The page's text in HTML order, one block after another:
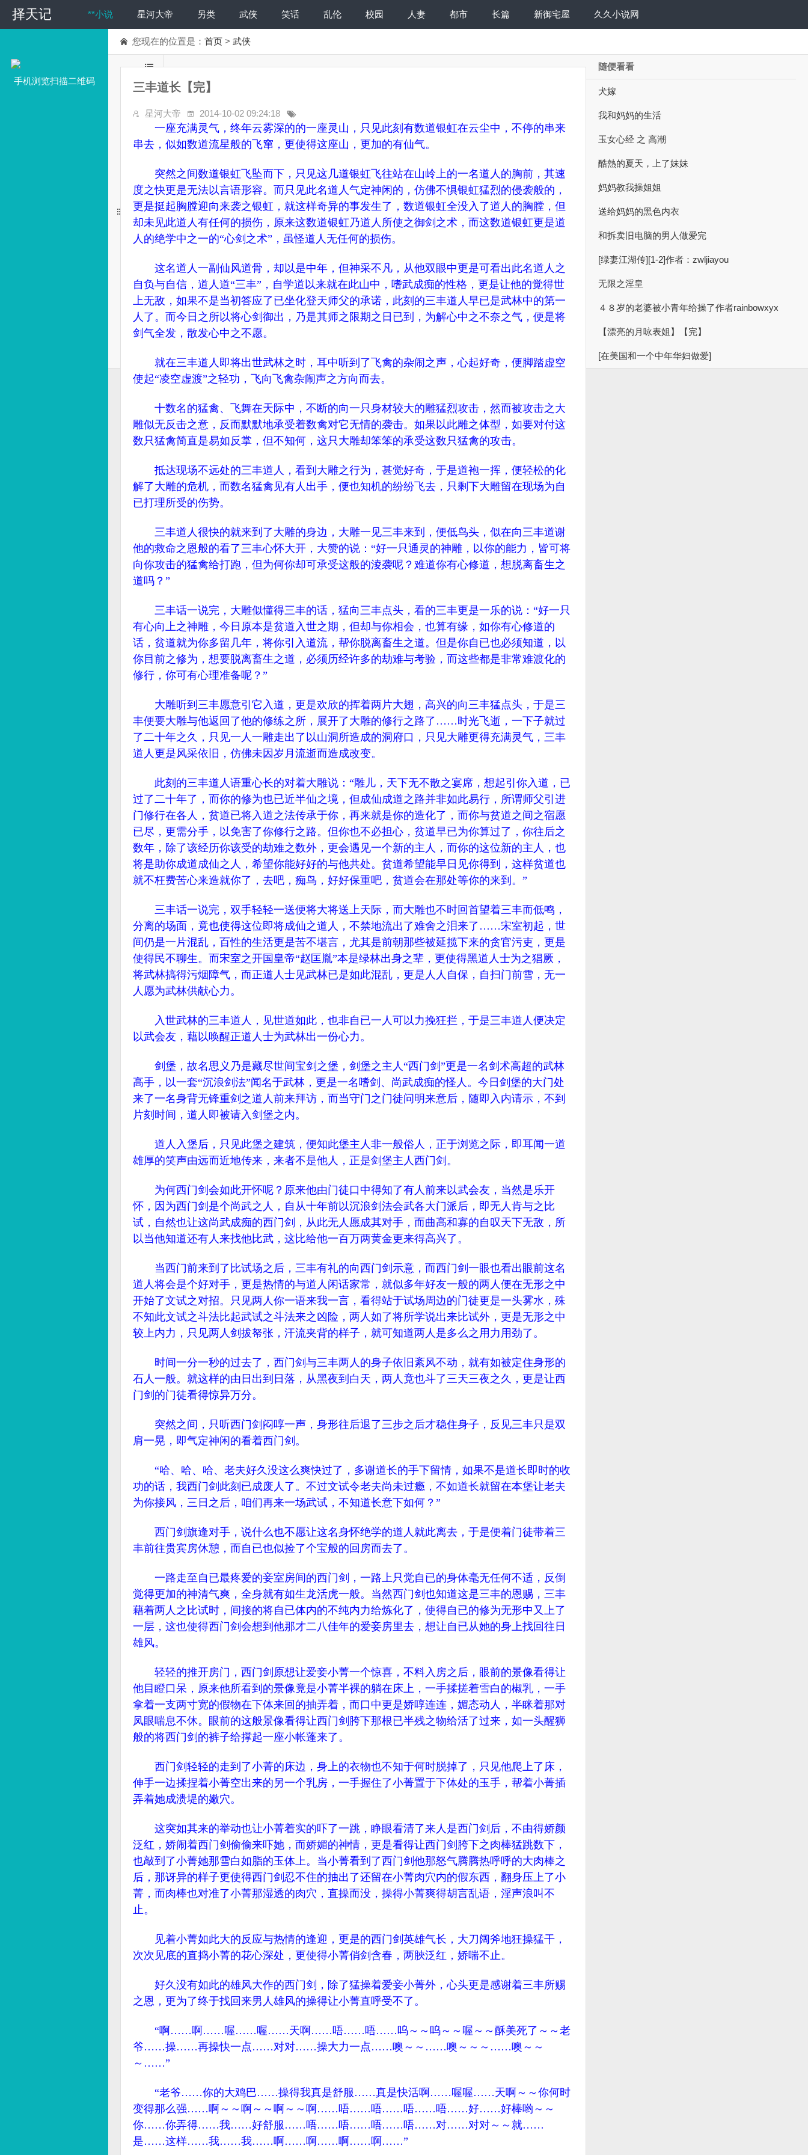
择天记 **小说 星河大帝 另类 武侠 笑话 乱伦 校园 人妻 都市 长篇 新御宅屋 久久小说网
手机浏览扫描二维码
您现在的位置是： 首页 > 武侠
三丰道长【完】
星河大帝 2014-10-02 09:24:18
一座充满灵气，终年云雾深的的一座灵山，只见此刻有数道银虹在云尘中，不停的串来
串去，似如数道流星般的飞窜，更使得这座山，更加的有仙气。
突然之间数道银虹飞坠而下，只见这几道银虹飞往站在山岭上的一名道人的胸前，其速
度之快更是无法以言语形容。而只见此名道人气定神闲的，仿佛不惧银虹猛烈的侵袭般的，
更是挺起胸膛迎向来袭之银虹，就这样奇异的事发生了，数道银虹全没入了道人的胸膛，但
却未见此道人有任何的损伤，原来这数道银虹乃道人所使之御剑之术，而这数道银虹更是道
人的绝学中之一的“心剑之术”，虽怪道人无任何的损伤。
这名道人一副仙风道骨，却以是中年，但神采不凡，从他双眼中更是可看出此名道人之
自负与自信，道人道“三丰”，自学道以来就在此山中，嗜武成痴的性格，更是让他的觉得世
上无敌，如果不是当初答应了已坐化登天师父的承诺，此刻的三丰道人早已是武林中的第一
人了。而今日之所以将心剑御出，乃是其师之限期之日已到，为解心中之不奈之气，便是将
剑气全发，散发心中之不愿。
就在三丰道人即将出世武林之时，耳中听到了飞禽的杂闹之声，心起好奇，便脚踏虚空
使起“凌空虚渡”之轻功，飞向飞禽杂闹声之方向而去。
十数名的猛禽、飞舞在天际中，不断的向一只身材较大的雕猛烈攻击，然而被攻击之大
雕似无反击之意，反而默默地承受着数禽对它无情的袭击。如果以此雕之体型，如要对付这
数只猛禽简直是易如反掌，但不知何，这只大雕却笨笨的承受这数只猛禽的攻击。
抵达现场不远处的三丰道人，看到大雕之行为，甚觉好奇，于是道袍一挥，便轻松的化
解了大雕的危机，而数名猛禽见有人出手，便也知机的纷纷飞去，只剩下大雕留在现场为自
已打理所受的伤势。
三丰道人很快的就来到了大雕的身边，大雕一见三丰来到，便低鸟头，似在向三丰道谢
他的救命之恩般的看了三丰心怀大开，大赞的说：“好一只通灵的神雕，以你的能力，皆可将
向你攻击的猛禽给打跑，但为何你却可承受这般的淩袭呢？难道你有心修道，想脱离畜生之
道吗？”
三丰话一说完，大雕似懂得三丰的话，猛向三丰点头，看的三丰更是一乐的说：“好一只
有心向上之神雕，今日原本是贫道入世之期，但却与你相会，也算有缘，如你有心修道的
话，贫道就为你多留几年，将你引入道流，帮你脱离畜生之道。但是你自已也必须知道，以
你目前之修为，想要脱离畜生之道，必须历经许多的劫难与考验，而这些都是非常难渡化的
修行，你可有心理准备呢？”
大雕听到三丰愿意引它入道，更是欢欣的挥着两片大翅，高兴的向三丰猛点头，于是三
丰便要大雕与他返回了他的修练之所，展开了大雕的修行之路了……时光飞逝，一下子就过
了二十年之久，只见一人一雕走出了以山洞所造成的洞府口，只见大雕更得充满灵气，三丰
道人更是风采依旧，仿佛未因岁月流逝而造成改变。
此刻的三丰道人语重心长的对着大雕说：“雕儿，天下无不散之宴席，想起引你入道，已
过了二十年了，而你的修为也已近半仙之境，但成仙成道之路并非如此易行，所谓师父引进
门修行在各人，贫道已将入道之法传承于你，再来就是你的造化了，而你与贫道之间之宿愿
已尽，更需分手，以免害了你修行之路。但你也不必担心，贫道早已为你算过了，你往后之
数年，除了该经历你该受的劫难之数外，更会遇见一个新的主人，而你的这位新的主人，也
将是助你成道成仙之人，希望你能好好的与他共处。贫道希望能早日见你得到，这样贫道也
就不枉费苦心来造就你了，去吧，痴鸟，好好保重吧，贫道会在那处等你的来到。”
三丰话一说完，双手轻轻一送便将大将送上天际，而大雕也不时回首望着三丰而低鸣，
分离的场面，竟也使得这位即将成仙之道人，不禁地流出了难舍之泪来了……宋室初起，世
间仍是一片混乱，百性的生活更是苦不堪言，尤其是前朝那些被延揽下来的贪官污吏，更是
使得民不聊生。而宋室之开国皇帝“赵匡胤”本是绿林出身之辈，更使得黑道人士为之猖厥，
将武林搞得污烟障气，而正道人士见武林已是如此混乱，更是人人自保，自扫门前雪，无一
人愿为武林供献心力。
入世武林的三丰道人，见世道如此，也非自已一人可以力挽狂拦，于是三丰道人便决定
以武会友，藉以唤醒正道人士为武林出一份心力。
剑堡，故名思义乃是藏尽世间宝剑之堡，剑堡之主人“西门剑”更是一名剑术高超的武林
高手，以一套“沉浪剑法”闻名于武林，更是一名嗜剑、尚武成痴的怪人。今日剑堡的大门处
来了一名身背无锋重剑之道人前来拜访，而当守门之门徒问明来意后，随即入内请示，不到
片刻时间，道人即被请入剑堡之内。
道人入堡后，只见此堡之建筑，便知此堡主人非一般俗人，正于浏览之际，即耳闻一道
雄厚的笑声由远而近地传来，来者不是他人，正是剑堡主人西门剑。
为何西门剑会如此开怀呢？原来他由门徒口中得知了有人前来以武会友，当然是乐开
怀，因为西门剑是个尚武之人，自从十年前以沉浪剑法会武各大门派后，即无人肯与之比
试，自然也让这尚武成痴的西门剑，从此无人愿成其对手，而曲高和寡的自叹天下无敌，所
以当他知道还有人来找他比武，这比给他一百万两黄金更来得高兴了。
当西门前来到了比试场之后，三丰有礼的向西门剑示意，而西门剑一眼也看出眼前这名
道人将会是个好对手，更是热情的与道人闲话家常，就似多年好友一般的两人便在无形之中
开始了文试之对招。只见两人你一语来我一言，看得站于试场周边的门徒更是一头雾水，殊
不知此文试之斗法比起武试之斗法来之凶险，两人如了将所学说出来比试外，更是无形之中
较上内力，只见两人剑拔帑张，汗流夹背的样子，就可知道两人是多么之用力用劲了。
时间一分一秒的过去了，西门剑与三丰两人的身子依旧紊风不动，就有如被定住身形的
石人一般。就这样的由日出到日落，从黑夜到白天，两人竟也斗了三天三夜之久，更是让西
门剑的门徒看得惊异万分。
突然之间，只听西门剑闷啍一声，身形往后退了三步之后才稳住身子，反见三丰只是双
肩一晃，即气定神闲的看着西门剑。
“哈、哈、哈、老夫好久没这么爽快过了，多谢道长的手下留情，如果不是道长即时的收
功的话，我西门剑此刻已成废人了。不过文试令老夫尚未过瘾，不如道长就留在本堡让老夫
为你接风，三日之后，咱们再来一场武试，不知道长意下如何？”
西门剑旗逢对手，说什么也不愿让这名身怀绝学的道人就此离去，于是便着门徒带着三
丰前往贵宾房休憩，而自已也似捡了个宝般的回房而去了。
一路走至自已最疼爱的妾室房间的西门剑，一路上只觉自已的身体毫无任何不适，反倒
觉得更加的神清气爽，全身就有如生龙活虎一般。当然西门剑也知道这是三丰的恩赐，三丰
藉着两人之比试时，间接的将自已体内的不纯内力给炼化了，使得自已的修为无形中又上了
一层，这也使得西门剑会想到他那才二八佳年的爱妾房里去，想让自已从她的身上找回往日
雄风。
轻轻的推开房门，西门剑原想让爱妾小菁一个惊喜，不料入房之后，眼前的景像看得让
他目瞪口呆，原来他所看到的景像竟是小菁半裸的躺在床上，一手揉搓着雪白的椒乳，一手
拿着一支两寸宽的假物在下体来回的抽弄着，而口中更是娇啍连连，媚态动人，半眯着那对
凤眼喘息不休。眼前的这般景像看得让西门剑胯下那根已半残之物给活了过来，如一头醒狮
般的将西门剑的裤子给撑起一座小帐蓬来了。
西门剑轻轻的走到了小菁的床边，身上的衣物也不知于何时脱掉了，只见他爬上了床，
伸手一边揉捏着小菁空出来的另一个乳房，一手握住了小菁置于下体处的玉手，帮着小菁插
弄着她成溃堤的嫩穴。
这突如其来的举动也让小菁着实的吓了一跳，睁眼看清了来人是西门剑后，不由得娇颜
泛红，娇闹着西门剑偷偷来吓她，而娇媚的神情，更是看得让西门剑胯下之肉棒猛跳数下，
也敲到了小菁她那雪白如脂的玉体上。当小菁看到了西门剑他那怒气腾腾热呼呼的大肉棒之
后，那讶异的样子更使得西门剑忍不住的抽出了还留在小菁肉穴内的假东西，翻身压上了小
菁，而肉棒也对准了小菁那湿透的肉穴，直操而没，操得小菁爽得胡言乱语，淫声浪叫不
止。
见着小菁如此大的反应与热情的逢迎，更是的西门剑英雄气长，大刀阔斧地狂操猛干，
次次见底的直捣小菁的花心深处，更使得小菁俏剑含春，两脥泛红，娇喘不止。
好久没有如此的雄风大作的西门剑，除了猛操着爱妾小菁外，心头更是感谢着三丰所赐
之恩，更为了终于找回来男人雄风的操得让小菁直呼受不了。
“啊……啊……喔……喔……天啊……唔……唔……呜～～呜～～喔～～酥美死了～～老
爷……操……再操快一点……对对……操大力一点……噢～～……噢～～～……噢～～
～……”
“老爷……你的大鸡巴……操得我真是舒服……真是快活啊……喔喔……天啊～～你何时
变得那么强……啊～～啊～～啊～～啊……唔……唔……唔……唔……好……好棒哟～～
你……你弄得……我……好舒服……唔……唔……唔……唔……对……对对～～就……
是……这样……我……我……啊……啊……啊……啊……”
随便看看
犬嫁
我和妈妈的生活
玉女心经 之 高潮
酷熱的夏天，上了妹妹
妈妈教我操姐姐
送给妈妈的黑色内衣
和拆卖旧电脑的男人做爱完
[绿妻江湖传][1-2]作者：zwljiayou
无限之淫皇
４８岁的老婆被小青年给操了作者rainbowxyx
【漂亮的月咏表姐】【完】
[在美国和一个中年华妇做爱]